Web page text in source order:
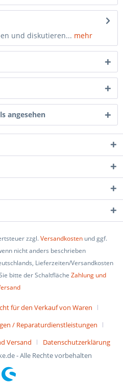
und diskutieren... mehr
angesehen
zzgl.Versandkosten und ggf.
nicht anders beschrieben
Lieferzeiten/Versandkosten
bitte der Schaltfläche Zahlung und
für den Verkauf von Waren
/ Reparaturdienstleistungen
Versand
Datenschutzerklärung
- Alle Rechte vorbehalten